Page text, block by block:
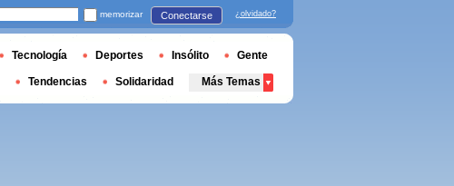
memorizar Conectarse ¿olvidado?
Tecnología Deportes Insólito Gente
Tendencias Solidaridad Más Temas